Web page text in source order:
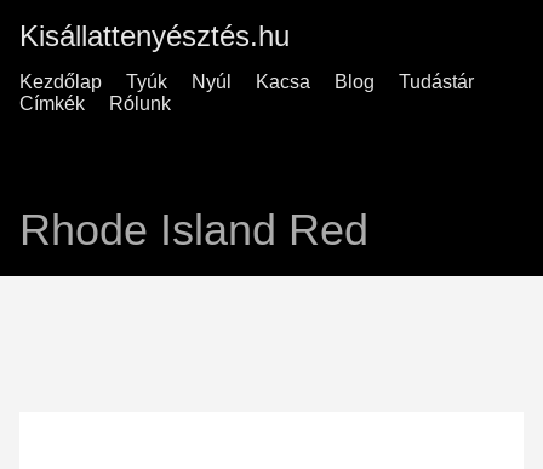
Kisállattenyésztés.hu
Kezdőlap Tyúk Nyúl Kacsa Blog
Tudástár
Címkék
Rólunk
Rhode Island Red